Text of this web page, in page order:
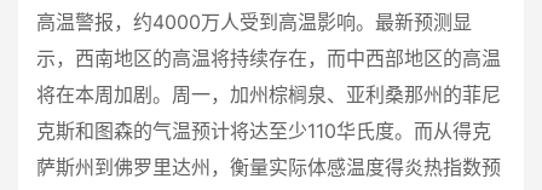
高温警报，约4000万人受到高温影响。最新预测显
示，西南地区的高温将持续存在，而中西部地区的高温
将在本周加剧。周一，加州棕榈泉、亚利桑那州的菲尼
克斯和图森的气温预计将达至少110华氏度。而从得克
萨斯州到佛罗里达州，衡量实际体感温度得炎热指数预